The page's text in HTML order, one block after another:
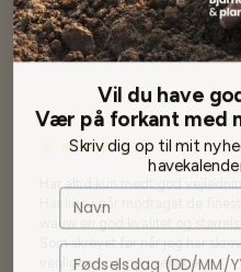
Vores
Har altid kun mødt god
Har lige i går modtaget de
wauw en god kvalitet og
Som skrevet før når jeg har
venlighed og god service.
Vil du have
Vær på forkant med
Skriv dig op til mit
Navn
Fødselsdag